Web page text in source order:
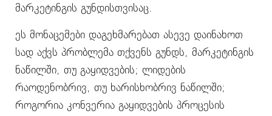
მარკეტინგის გუნდისთვისაც.
ეს მონაცემები დაგეხმარებათ ასევე დაინახოთ
სად აქვს პრობლემა თქვენს გუნდს, მარკეტინგის
ნაწილში, თუ გაყიდვების; ლიდების
რაოდენობრივ, თუ ხარისხობრივ ნაწილში;
როგორია კონვერია გაყიდვების პროცესის